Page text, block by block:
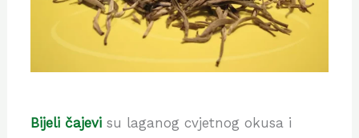
Bijeli čajevi su laganog cvjetnog okusa i